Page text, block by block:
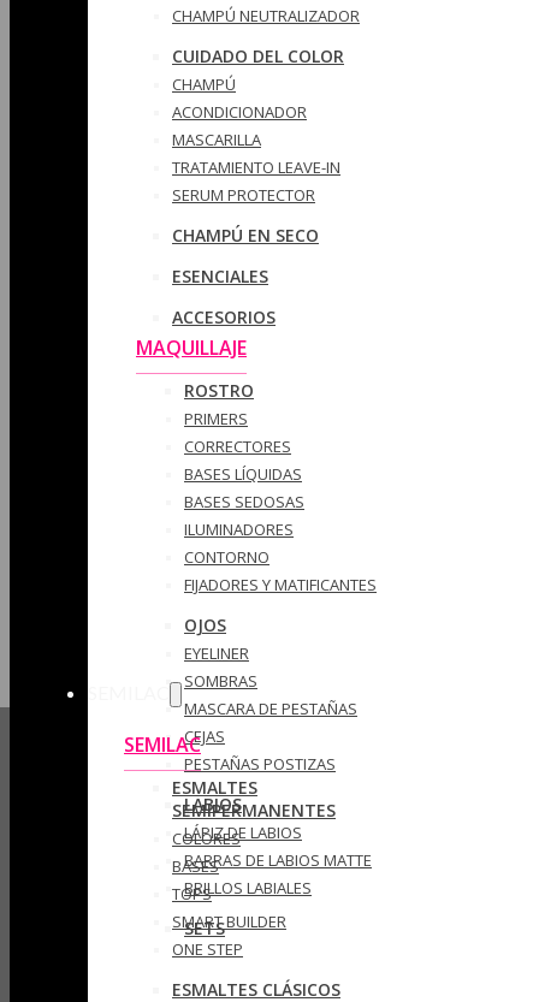
CHAMPÚ NEUTRALIZADOR
CUIDADO DEL COLOR
CHAMPÚ
ACONDICIONADOR
MASCARILLA
TRATAMIENTO LEAVE-IN
SERUM PROTECTOR
CHAMPÚ EN SECO
ESENCIALES
ACCESORIOS
MAQUILLAJE
ROSTRO
PRIMERS
CORRECTORES
BASES LÍQUIDAS
BASES SEDOSAS
ILUMINADORES
CONTORNO
FIJADORES Y MATIFICANTES
OJOS
EYELINER
SOMBRAS
MASCARA DE PESTAÑAS
CEJAS
PESTAÑAS POSTIZAS
LABIOS
LÁPIZ DE LABIOS
BARRAS DE LABIOS MATTE
BRILLOS LABIALES
SETS
SEMILAC
ESMALTES
SEMIPERMANENTES
COLORES
BASES
TOPS
SMART BUILDER
ONE STEP
ESMALTES CLÁSICOS